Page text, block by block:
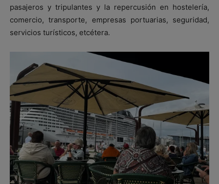
pasajeros y tripulantes y la repercusión en hostelería,
comercio, transporte, empresas portuarias, seguridad,
servicios turísticos, etcétera.